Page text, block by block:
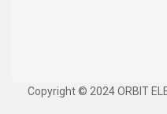
Copyright © 2024 ORBIT